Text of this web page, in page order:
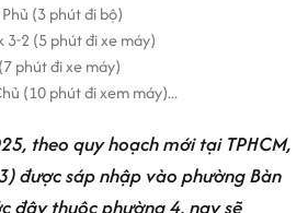
(3 phút đi bộ)
3-2 (5 phút đi xe máy)
phút đi xe máy)
(10 phút đi xem máy)...
theo quy hoạch mới tại TPHCM,
được sáp nhập vào phường Bàn
đây thuộc phường 4, nay sẽ